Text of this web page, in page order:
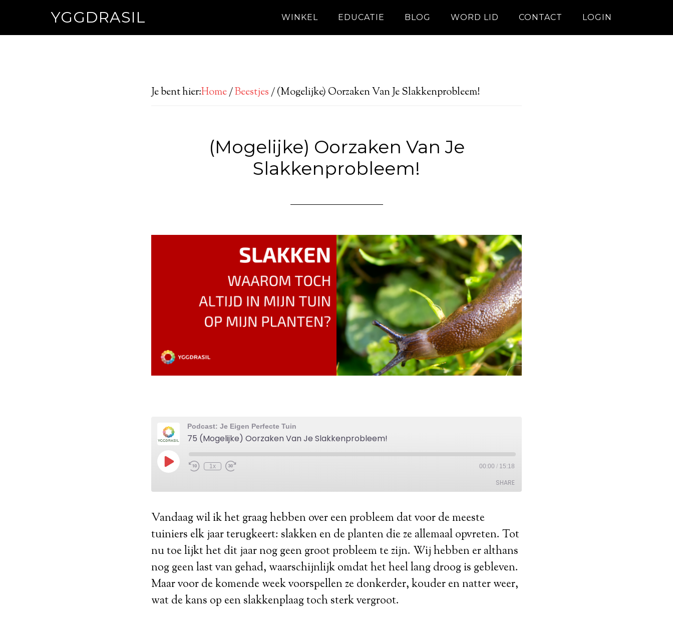
YGGDRASIL WINKEL EDUCATIE BLOG WORD LID CONTACT LOGIN
Je bent hier:Home/Beestjes/(Mogelijke) Oorzaken Van Je Slakkenprobleem!
(Mogelijke) Oorzaken Van Je
Slakkenprobleem!
Vandaag wil ik het graag hebben over een probleem dat voor de meeste
tuiniers elk jaar terugkeert: slakken en de planten die ze allemaal opvreten. Tot
nu toe lijkt het dit jaar nog geen groot probleem te zijn. Wij hebben er althans
nog geen last van gehad, waarschijnlijk omdat het heel lang droog is gebleven.
Maar voor de komende week voorspellen ze donkerder, kouder en natter weer,
wat de kans op een slakkenplaag toch sterk vergroot.